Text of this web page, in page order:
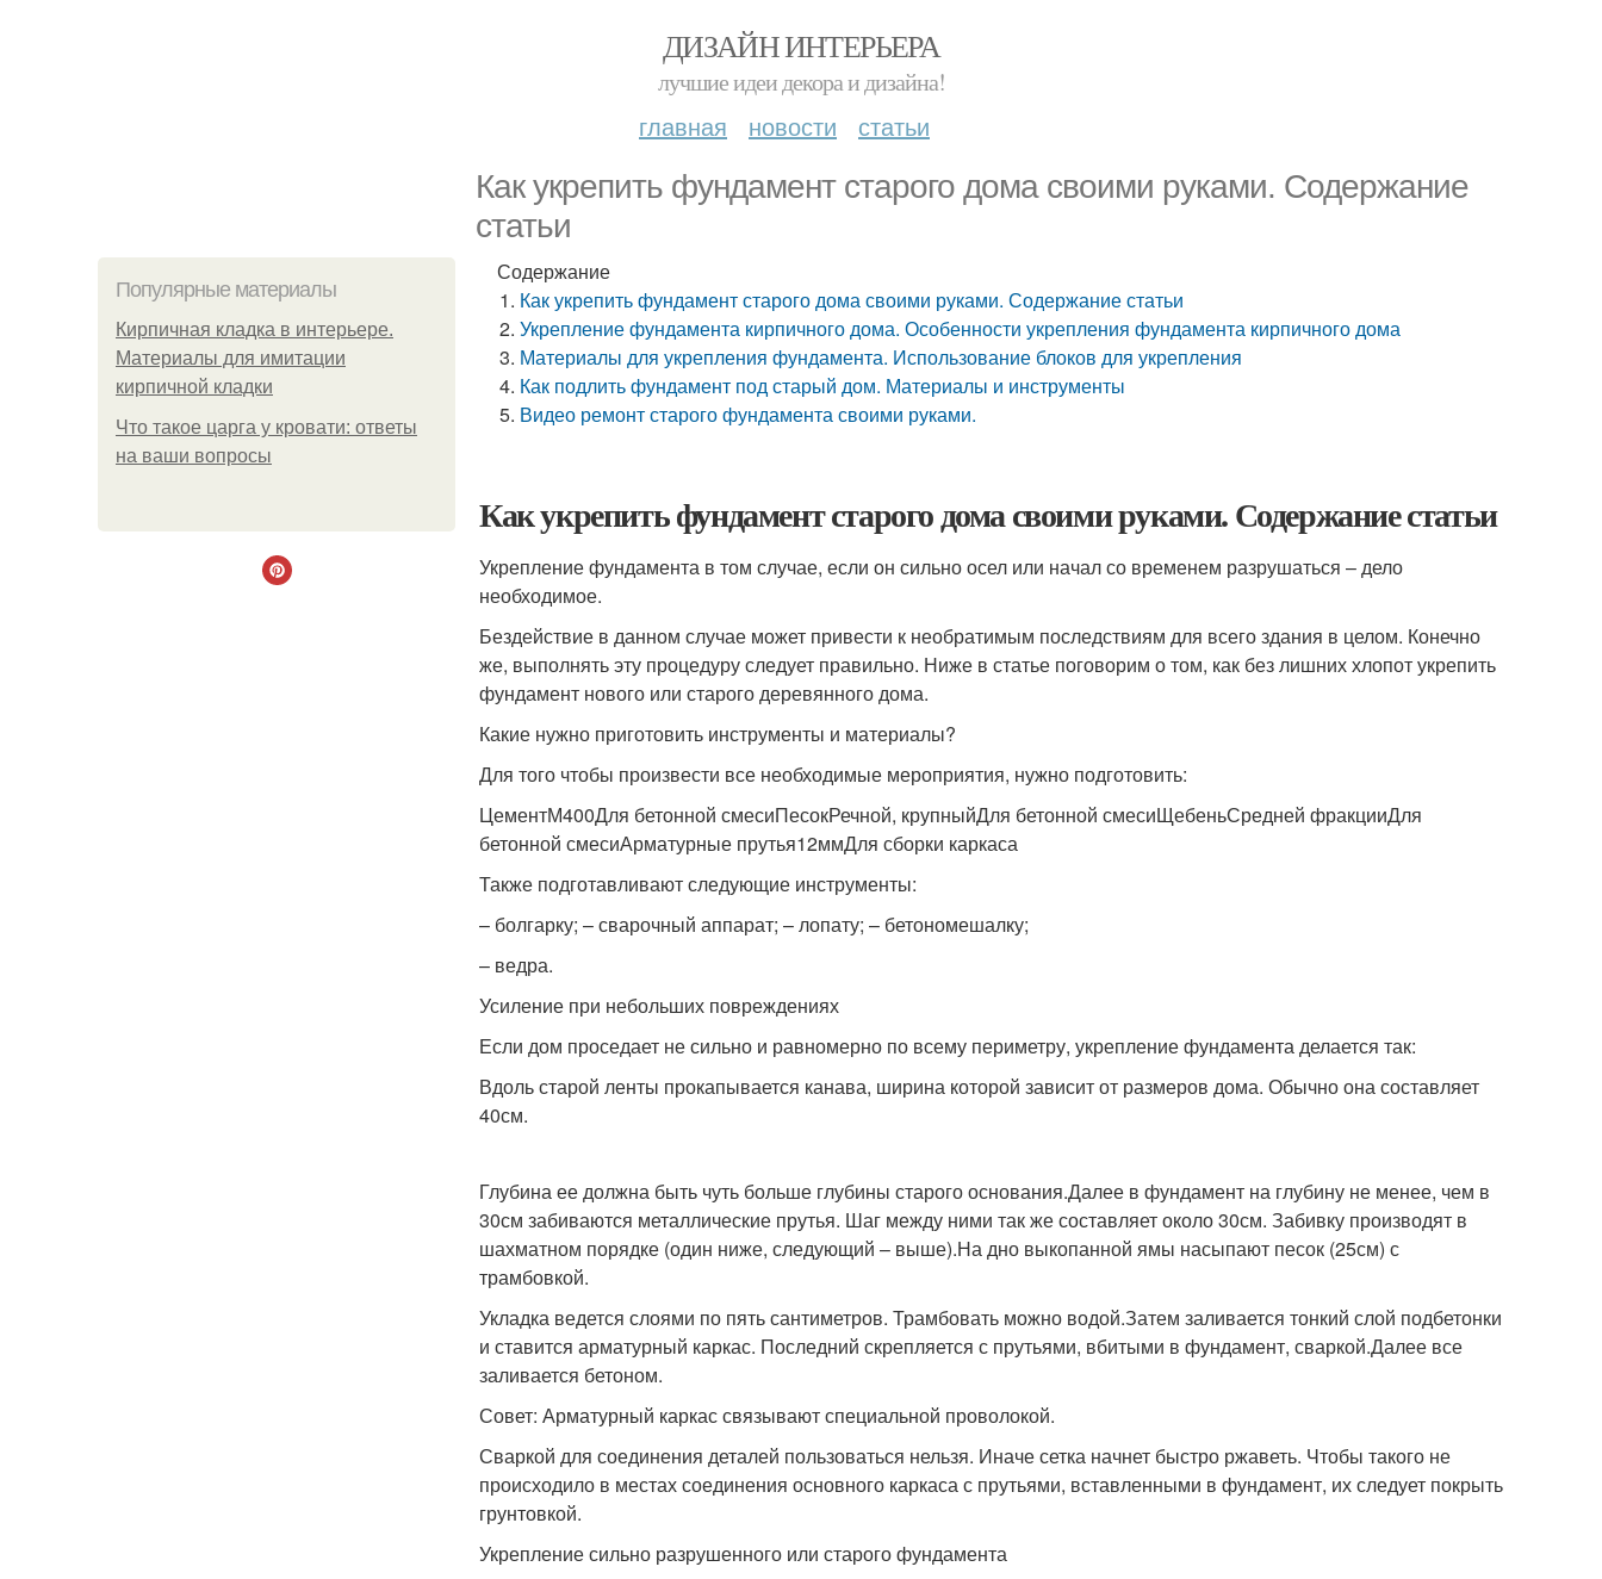
ДИЗАЙН ИНТЕРЬЕРА
лучшие идеи декора и дизайна!
главная новости статьи
Как укрепить фундамент старого дома своими руками. Содержание
статьи
Популярные материалы
Кирпичная кладка в интерьере.
Материалы для имитации
кирпичной кладки
Что такое царга у кровати: ответы
на ваши вопросы
Содержание
Как укрепить фундамент старого дома своими руками. Содержание статьи
Укрепление фундамента кирпичного дома. Особенности укрепления фундамента кирпичного дома
Материалы для укрепления фундамента. Использование блоков для укрепления
Как подлить фундамент под старый дом. Материалы и инструменты
Видео ремонт старого фундамента своими руками.
Как укрепить фундамент старого дома своими руками. Содержание статьи
Укрепление фундамента в том случае, если он сильно осел или начал со временем разрушаться – дело
необходимое.
Бездействие в данном случае может привести к необратимым последствиям для всего здания в целом. Конечно
же, выполнять эту процедуру следует правильно. Ниже в статье поговорим о том, как без лишних хлопот укрепить
фундамент нового или старого деревянного дома.
Какие нужно приготовить инструменты и материалы?
Для того чтобы произвести все необходимые мероприятия, нужно подготовить:
ЦементМ400Для бетонной смесиПесокРечной, крупныйДля бетонной смесиЩебеньСредней фракцииДля
бетонной смесиАрматурные прутья12ммДля сборки каркаса
Также подготавливают следующие инструменты:
– болгарку; – сварочный аппарат; – лопату; – бетономешалку;
– ведра.
Усиление при небольших повреждениях
Если дом проседает не сильно и равномерно по всему периметру, укрепление фундамента делается так:
Вдоль старой ленты прокапывается канава, ширина которой зависит от размеров дома. Обычно она составляет
40см.
Глубина ее должна быть чуть больше глубины старого основания.Далее в фундамент на глубину не менее, чем в
30см забиваются металлические прутья. Шаг между ними так же составляет около 30см. Забивку производят в
шахматном порядке (один ниже, следующий – выше).На дно выкопанной ямы насыпают песок (25см) с
трамбовкой.
Укладка ведется слоями по пять сантиметров. Трамбовать можно водой.Затем заливается тонкий слой подбетонки
и ставится арматурный каркас. Последний скрепляется с прутьями, вбитыми в фундамент, сваркой.Далее все
заливается бетоном.
Совет: Арматурный каркас связывают специальной проволокой.
Сваркой для соединения деталей пользоваться нельзя. Иначе сетка начнет быстро ржаветь. Чтобы такого не
происходило в местах соединения основного каркаса с прутьями, вставленными в фундамент, их следует покрыть
грунтовкой.
Укрепление сильно разрушенного или старого фундамента